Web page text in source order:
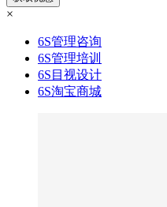
×
6S管理咨询
6S管理培训
6S目视设计
6S淘宝商城